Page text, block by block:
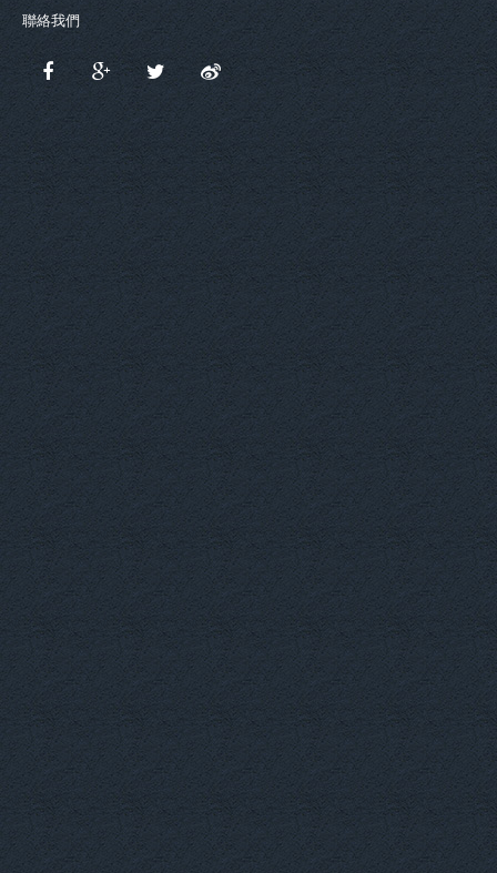
聯絡我們